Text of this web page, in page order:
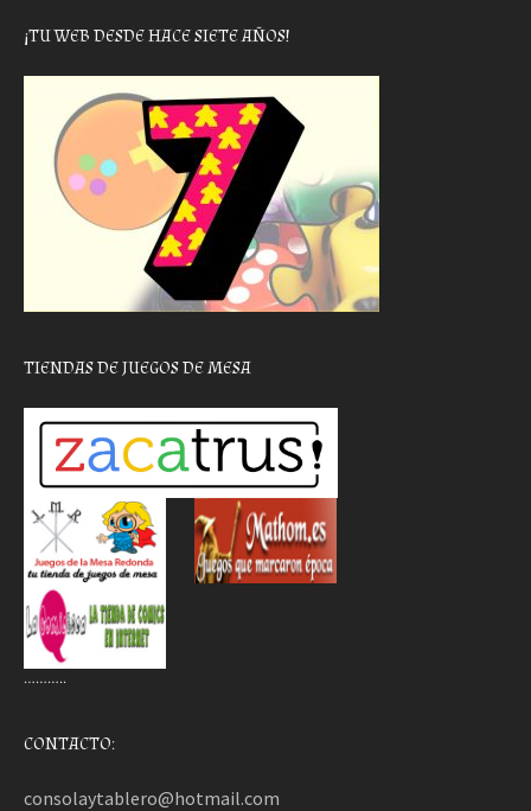
¡TU WEB DESDE HACE SIETE AÑOS!
TIENDAS DE JUEGOS DE MESA
………..
CONTACTO:
consolaytablero@hotmail.com